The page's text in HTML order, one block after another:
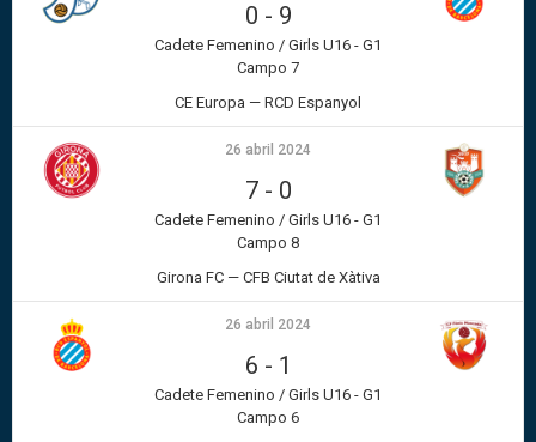
0 - 9
Cadete Femenino / Girls U16 - G1
Campo 7
CE Europa — RCD Espanyol
26 abril 2024
7- 0
Cadete Femenino / Girls U16 - G1
Campo 8
Girona FC — CFB Ciutat de Xàtiva
26 abril 2024
6 - 1
Cadete Femenino / Girls U16 - G1
Campo 6